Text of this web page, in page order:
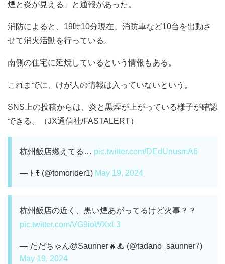
煙と炎が見える」と通報があった。
消防によると、19時10分現在、消防車など10台を出動さ
せて消火活動を行っている。
南側の住宅に延焼しているという情報もある。
これまでに、けが人の情報は入っていないという。
SNS上の投稿からは、炎と黒煙が上がっている様子が確認
できる。（JX通信社/FASTALERT）
杭州飯店燃えてる… pic.twitter.com/DEdUnusmA6
— ﾄ ﾓ (@tomorider1) May 19, 2024
杭州飯店の近く、黒い煙あがってるけど火事？？
pic.twitter.com/VG9ioWXxL3
— ただちゃん@Saunner🔥♨ (@tadano_saunner7)
May 19, 2024